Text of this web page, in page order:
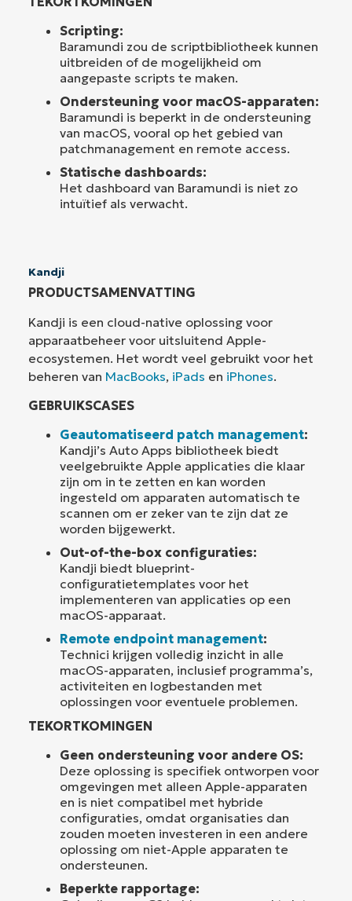
Scripting:
Baramundi zou de scriptbibliotheek kunnen
uitbreiden of de mogelijkheid om
aangepaste scripts te maken.
Ondersteuning voor macOS-apparaten:
Baramundi is beperkt in de ondersteuning
van macOS, vooral op het gebied van
patchmanagement en remote access.
Statische dashboards:
Het dashboard van Baramundi is niet zo
intuïtief als verwacht.
Kandji
PRODUCTSAMENVATTING
Kandji is een cloud-native oplossing voor
apparaatbeheer voor uitsluitend Apple-
ecosystemen. Het wordt veel gebruikt voor het
beheren van MacBooks, iPads en iPhones.
GEBRUIKSCASES
Geautomatiseerd patch management:
Kandji’s Auto Apps bibliotheek biedt
veelgebruikte Apple applicaties die klaar
zijn om in te zetten en kan worden
ingesteld om apparaten automatisch te
scannen om er zeker van te zijn dat ze
worden bijgewerkt.
Out-of-the-box configuraties:
Kandji biedt blueprint-
configuratietemplates voor het
implementeren van applicaties op een
macOS-apparaat.
Remote endpoint management:
Technici krijgen volledig inzicht in alle
macOS-apparaten, inclusief programma’s,
activiteiten en logbestanden met
oplossingen voor eventuele problemen.
TEKORTKOMINGEN
Geen ondersteuning voor andere OS:
Deze oplossing is specifiek ontworpen voor
omgevingen met alleen Apple-apparaten
en is niet compatibel met hybride
configuraties, omdat organisaties dan
zouden moeten investeren in een andere
oplossing om niet-Apple apparaten te
ondersteunen.
Beperkte rapportage: